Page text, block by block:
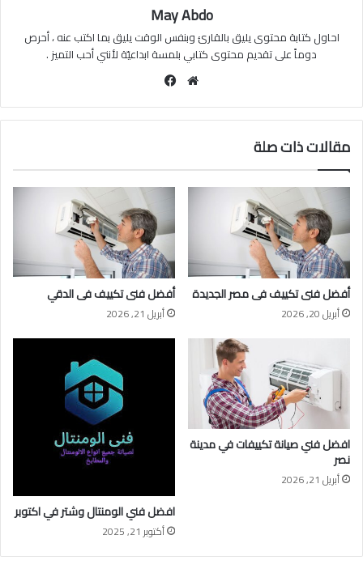
May Abdo
احاول كتابة محتوى يليق بالقارئ وبنفس الوقت يليق بما اكتب عنه ، أحرص
دوماً على تقديم محتوى كتابي بلمسة ابداعيّة لأنني أحب التميز .
موقع
مقالات ذات صلة
أفضل فنى تكييف فى مصر الجديدة
أبريل 20, 2026
أفضل فنى تكييف فى الدقي
أبريل 21, 2026
افضل فني صيانة تكييفات في مدينة
نصر
أبريل 21, 2026
افضل فني الومنتال وشتر في اكتوبر
أكتوبر 21, 2025